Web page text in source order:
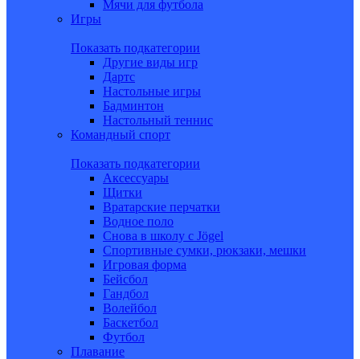
Мячи для футбола
Игры
Показать подкатегории
Другие виды игр
Дартс
Настольные игры
Бадминтон
Настольный теннис
Командный спорт
Показать подкатегории
Аксессуары
Щитки
Вратарские перчатки
Водное поло
Снова в школу c Jögel
Спортивные сумки, рюкзаки, мешки
Игровая форма
Бейсбол
Гандбол
Волейбол
Баскетбол
Футбол
Плавание